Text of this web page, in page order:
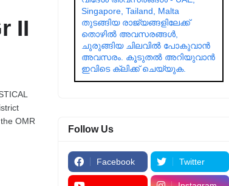
II
OMR
Singapore, Tailand, Malta
തുടങ്ങിയ രാജ്യങ്ങളിലേക്ക്
തൊഴിൽ അവസരങ്ങൾ,
ചുരുങ്ങിയ ചിലവിൽ പോകുവാൻ
അവസരം. കൂടുതൽ അറിയുവാൻ
ഇവിടെ ക്ലിക്ക് ചെയ്യുക.
Follow Us
Facebook Twitter